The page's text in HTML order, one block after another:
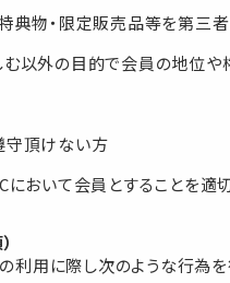
典物・限定販売品等を第三
以外の目的で会員の地位や
守頂けない方
において会員とすることを適
利用に際し次のような行為を